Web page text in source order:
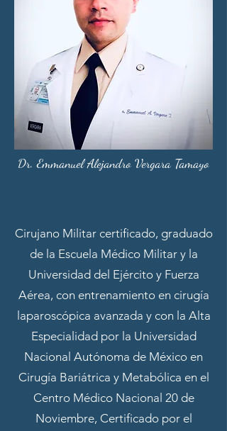
Dr. Emmanuel Alejandro Vergara Tamayo
Cirujano Militar certificado, graduado
de la Escuela Médico Militar y la
Universidad del Ejército y Fuerza
Aérea, con entrenamiento en cirugía
laparoscópica avanzada y con la Alta
Especialidad por la Universidad
Nacional Autónoma de México en
Cirugía Bariátrica y Metabólica en el
Centro Médico Nacional 20 de
Noviembre, Certificado por el